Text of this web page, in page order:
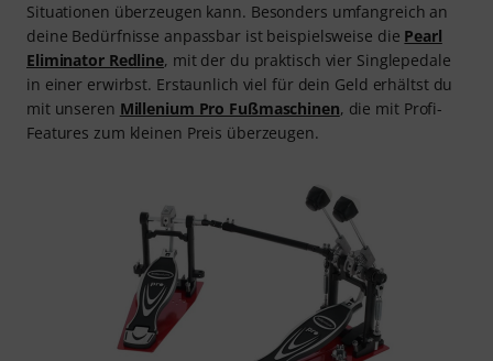
Situationen überzeugen kann. Besonders umfangreich an
deine Bedürfnisse anpassbar ist beispielsweise die Pearl
Eliminator Redline, mit der du praktisch vier Singlepedale
in einer erwirbst. Erstaunlich viel für dein Geld erhältst du
mit unseren Millenium Pro Fußmaschinen, die mit Profi-
Features zum kleinen Preis überzeugen.